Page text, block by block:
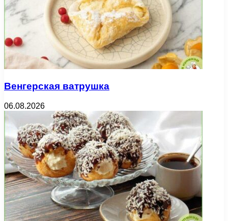
Венгерская ватрушка
06.08.2026